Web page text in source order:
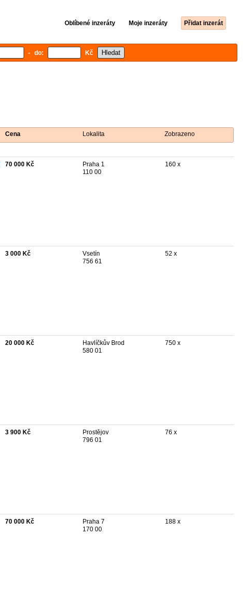
Oblíbené inzeráty Moje inzeráty Přidat inzerát
- do: Kč
Cena Lokalita Zobrazeno
70 000 Kč
Praha 1
110 00
160 x
3 000 Kč
Vsetín
756 61
52 x
20 000 Kč
Havlíčkův Brod
580 01
750 x
3 900 Kč
Prostějov
796 01
76 x
70 000 Kč
Praha 7
170 00
188 x